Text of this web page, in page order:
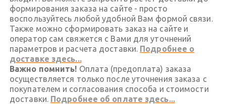
формирования заказа на сайте - просто
воспользуйтесь любой удобной Вам формой связи.
Также можно сформировать заказ на сайте и
оператор сам свяжется с Вами для уточнений
параметров и расчета доставки. Подробнее о
доставке здесь...
Важно помнить! Оплата (предоплата) заказа
осуществляется только после уточнения заказа с
покупателем и согласования способа и стоимости
доставки. Подробнее об оплате здесь...